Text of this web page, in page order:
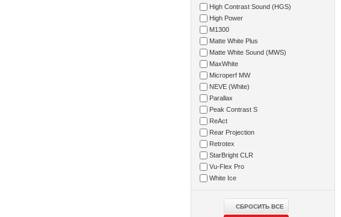
High Contrast Sound (HGS)
High Power
M1300
Matte White Plus
Matte White Sound (MWS)
MaxWhite
Microperf MW
NEVE (White)
Parallax
Peak Contrast S
ReAct
Rear Projection
Retrotex
StarBright CLR
Vu-Flex Pro
White Ice